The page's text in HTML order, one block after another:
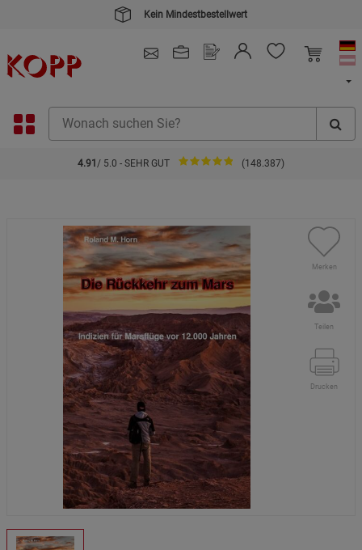
Kein Mindestbestellwert
4.91 / 5.0 - SEHR GUT (148.387)
Merken
Teilen
Drucken